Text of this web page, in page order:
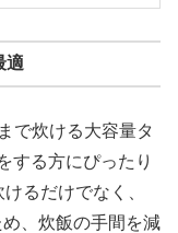
適
で炊ける大容量タ
する方にぴったり
るだけでなく、
、炊飯の手間を減